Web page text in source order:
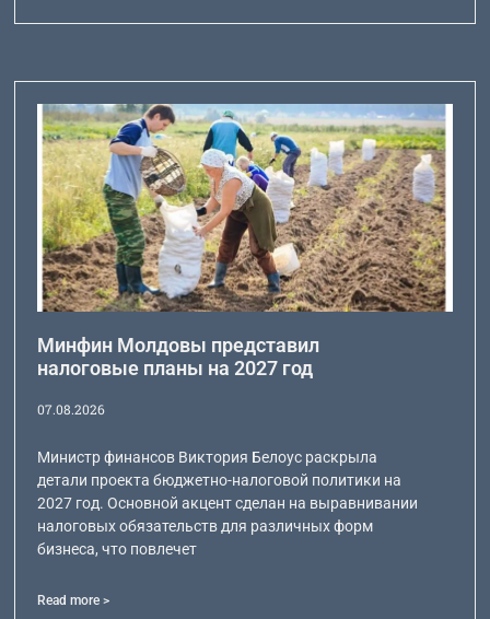
Минфин Молдовы представил
налоговые планы на 2027 год
07.08.2026
Министр финансов Виктория Белоус раскрыла
детали проекта бюджетно-налоговой политики на
2027 год. Основной акцент сделан на выравнивании
налоговых обязательств для различных форм
бизнеса, что повлечет
Read more >